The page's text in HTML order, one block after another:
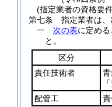
(指定業者の資格要
第七条
指定業者は、
一
次の表に定め
と。
区分
責任技術者
配管工